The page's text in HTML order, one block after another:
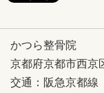
かつら整骨院
京都府京都市西京
交通： 阪急京都線